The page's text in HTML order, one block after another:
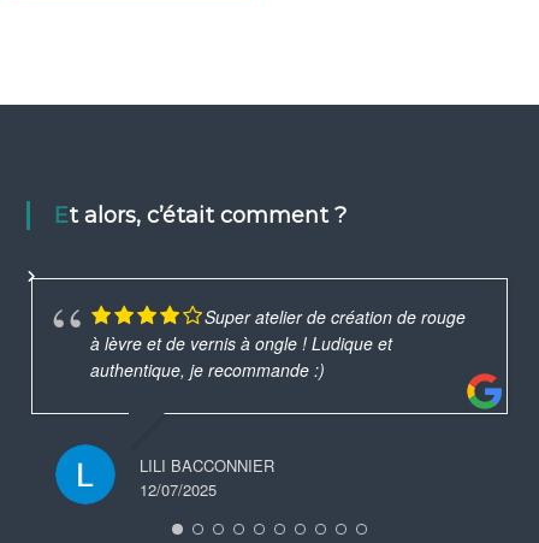
Et alors, c’était comment ?
Super atelier de création de rouge
à lèvre et de vernis à ongle ! Ludique et
authentique, je recommande :)
LILI BACCONNIER
12/07/2025